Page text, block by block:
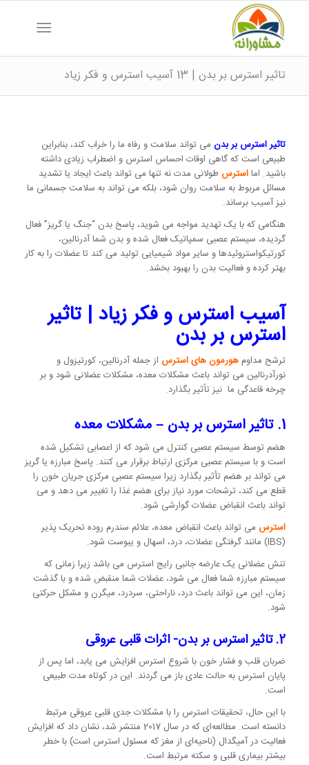
تاثیر استرس بر بدن | 13 آسیب استرس و فکر زیاد
تاثیر استرس بر بدنمی تواند سلامت و رفاه ما را خراب کند، بنابراین
طبیعی است که گاهی اوقات احساس استرس و اضطراب زیادی داشته
باشید. امااسترس طولانی مدت نه تنها می تواند باعث ایجاد یا تشدید
مسائل مربوط به سلامت روان شود، بلکه می تواند به سلامت جسمانی ما
نیز آسیب برساند.
هنگامی که با یک تهدید مواجه می شوید، پاسخ بدن “جنگ یا گریز” فعال
گردیده، سیستم عصبی سمپاتیک فعال شده و بدن شما آدرنالین،
کورتیکواستروئیدها و سایر مواد شیمیایی تولید می کند تا عضلات را به کار
بهتر کرده و فعالیت بدن را بهبود بخشد.
آسیب استرس و فکر زیاد | تاثیر
استرس بر بدن
ترشح مداوم هورمون های استرس از جمله آدرنالین، کورتیزول و
نورآدرنالین می تواند باعث مشکلات معده، مشکلات عضلانی شود و بر
چرخه قاعدگی ما نیز تأثیر بگذارد.
1. تاثیر استرس بر بدن – مشکلات معده
هضم توسط سیستم عصبی کنترل می شود که از اعصابی تشکیل شده
است و با سیستم عصبی مرکزی ارتباط برقرار می کنند. پاسخ مبارزه یا گریز
می تواند بر هضم تأثیر بگذارد زیرا سیستم عصبی مرکزی جریان خون را
قطع می کند، ترشحات مورد نیاز برای هضم غذا را تغییر می دهد و می
تواند باعث انقباض عضلات گوارشی شود.
استرس می تواند باعث انقباض معده، علائم سندرم روده تحریک پذیر
(IBS) مانند گرفتگی عضلات، درد، اسهال و یبوست شود.
تنش عضلانی یک عارضه جانبی رایج استرس می باشد زیرا زمانی که
سیستم مبارزه شما فعال می شود، عضلات شما منقبض شده و با گذشت
زمان، این می تواند باعث درد، ناراحتی، سردرد، میگرن و مشکل حرکتی
شود.
2. تاثیر استرس بر بدن- اثرات قلبی عروقی
ضربان قلب و فشار خون با شروع استرس افزایش می یابد، اما پس از
پایان استرس به حالت عادی باز می گردند. این در کوتاه مدت طبیعی
است.
با این حال، تحقیقات استرس را با مشکلات جدی قلبی عروقی مرتبط
دانسته است. مطالعه‌ای که در سال 2017 منتشر شد، نشان داد که افزایش
فعالیت در آمیگدال (ناحیه‌ای از مغز که مسئول استرس است) با خطر
بیشتر بیماری قلبی و سکته مرتبط است.